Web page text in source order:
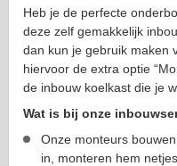
Heb je de perfecte
deze zelf gemakkelijk
dan kun je gebruik maken
hiervoor de extra optie
de inbouw koelkast die je
Wat is bij onze
Onze monteurs
in, monteren hem